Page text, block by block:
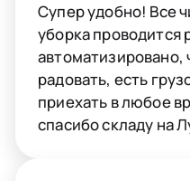
Супер удобно! Все
уборка проводится
автоматизировано,
радовать, есть
приехать в любое
спасибо складу на